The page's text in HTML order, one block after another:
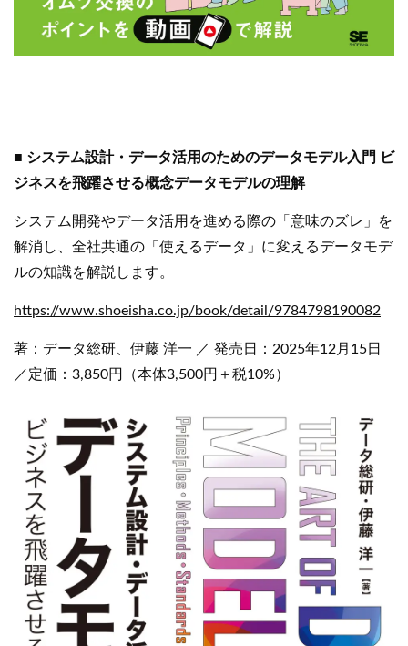
■ システム設計・データ活用のためのデータモデル入門 ビ
ジネスを飛躍させる概念データモデルの理解
システム開発やデータ活用を進める際の「意味のズレ」を
解消し、全社共通の「使えるデータ」に変えるデータモデ
ルの知識を解説します。
https://www.shoeisha.co.jp/book/detail/9784798190082
著：データ総研、伊藤 洋一 ／ 発売日：2025年12月15日
／定価：3,850円（本体3,500円＋税10%）